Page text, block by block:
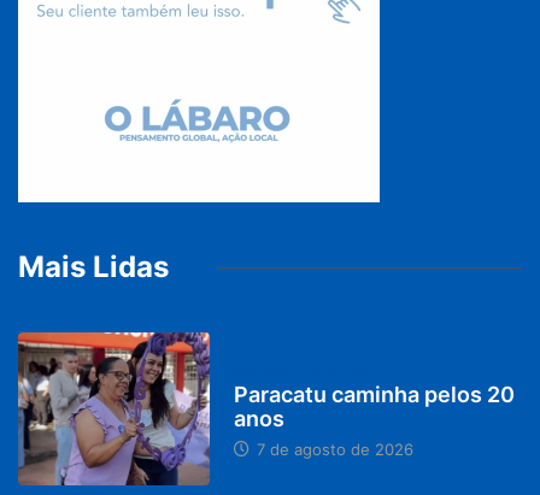
Mais Lidas
Paracatu caminha pelos 20
anos
7 de agosto de 2026